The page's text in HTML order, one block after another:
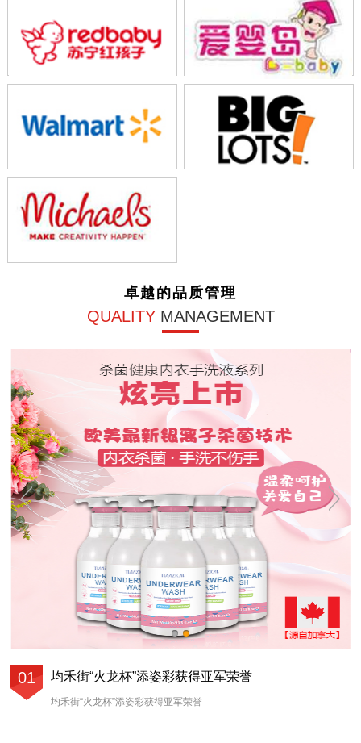
卓越的品质管理
QUALITYMANAGEMENT
01 均禾街“火龙杯”添姿彩获得亚军荣誉
均禾街“火龙杯”添姿彩获得亚军荣誉